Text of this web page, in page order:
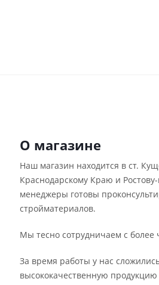
О магазине
Наш магазин находится в ст.
Краснодарскому Краю и
менеджеры готовы
стройматериалов.
Мы тесно сотрудничаем с
За время работы у нас
высококачественную